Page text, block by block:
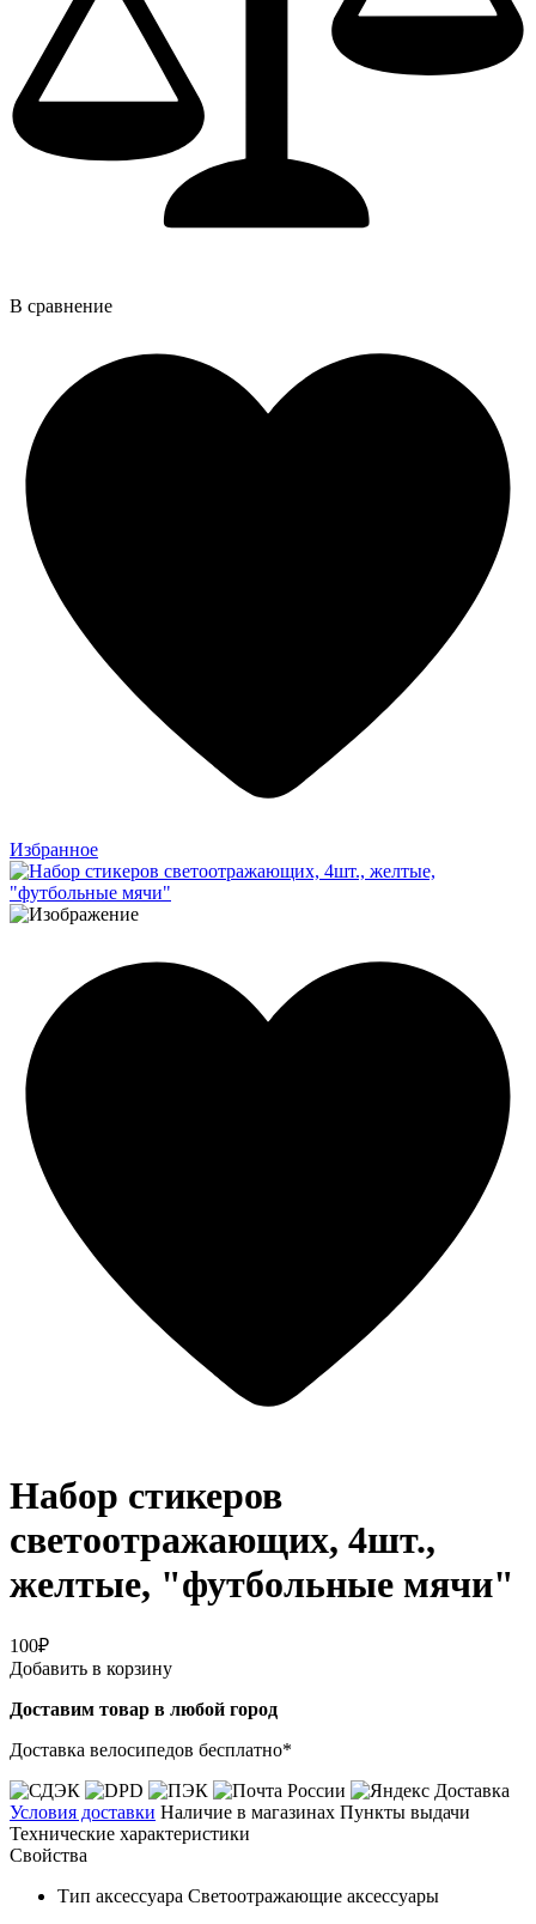
В сравнение
Избранное
Набор стикеров
светоотражающих, 4шт.,
желтые, "футбольные мячи"
100₽
Добавить в корзину
Доставим товар в любой город
Доставка велосипедов бесплатно*
Условия доставки Наличие в магазинах Пункты выдачи
Технические характеристики
Свойства
Тип аксессуара Светоотражающие аксессуары